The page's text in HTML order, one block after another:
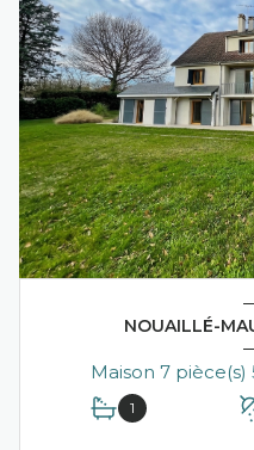
NOUAILLÉ-
1